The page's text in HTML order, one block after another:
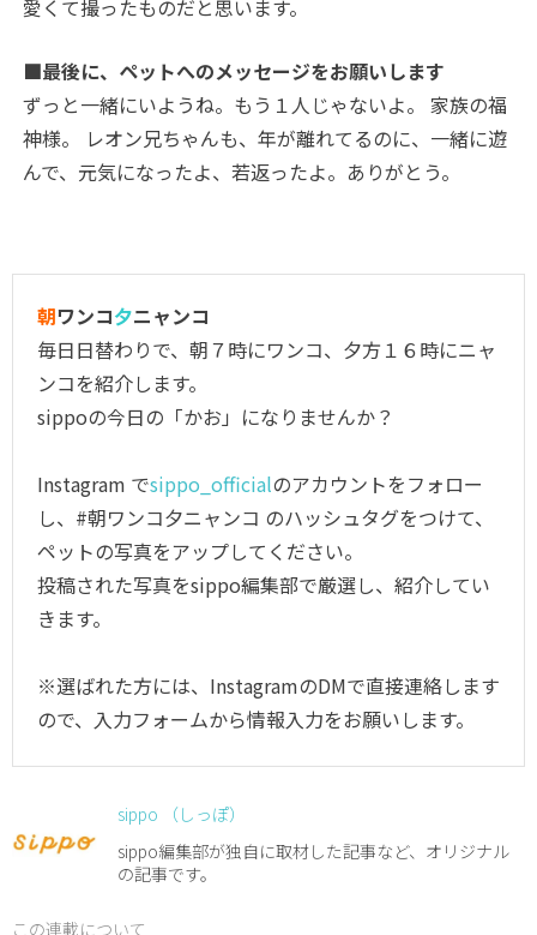
愛くて撮ったものだと思います。
■最後に、ペットへのメッセージをお願いします
ずっと一緒にいようね。もう１人じゃないよ。 家族の福
神様。 レオン兄ちゃんも、年が離れてるのに、一緒に遊
んで、元気になったよ、若返ったよ。ありがとう。
朝ワンコ夕ニャンコ
毎日日替わりで、朝７時にワンコ、夕方１６時にニャ
ンコを紹介します。
sippoの今日の「かお」になりませんか？
Instagram でsippo_officialのアカウントをフォロー
し、#朝ワンコ夕ニャンコ のハッシュタグをつけて、
ペットの写真をアップしてください。
投稿された写真をsippo編集部で厳選し、紹介してい
きます。
※選ばれた方には、InstagramのDMで直接連絡します
ので、入力フォームから情報入力をお願いします。
sippo （しっぽ）
sippo編集部が独自に取材した記事など、オリジナル
の記事です。
この連載について